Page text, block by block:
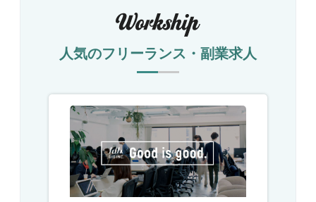
人気のフリーランス・副業求人